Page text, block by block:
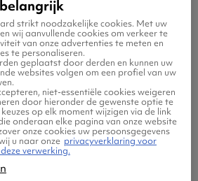
vliegtickets naar Italië
is het ongeveer 2 tot 3
van je
in Italië. Er vertrekken vanaf
dagelijks meerdere
bestemmingen in
de grootste luchthavens
Milaan Malpensa en
strikt noodzakelijke cookies. Met uw
wij aanvullende cookies om verkeer te
van onze advertenties te meten en
te personaliseren.
geplaatst door derden en kunnen uw
websites volgen om een profiel van uw
niet-essentiële cookies weigeren
door hieronder de gewenste optie te
op elk moment wijzigen via de link
onderaan elke pagina van onze website
onze cookies uw persoonsgegevens
u naar onze privacyverklaring voor
verwerking.